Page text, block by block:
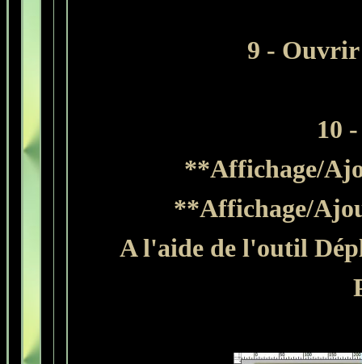
9 -
10
**Affichage/
**Affichage/
A l'aide de l'outil